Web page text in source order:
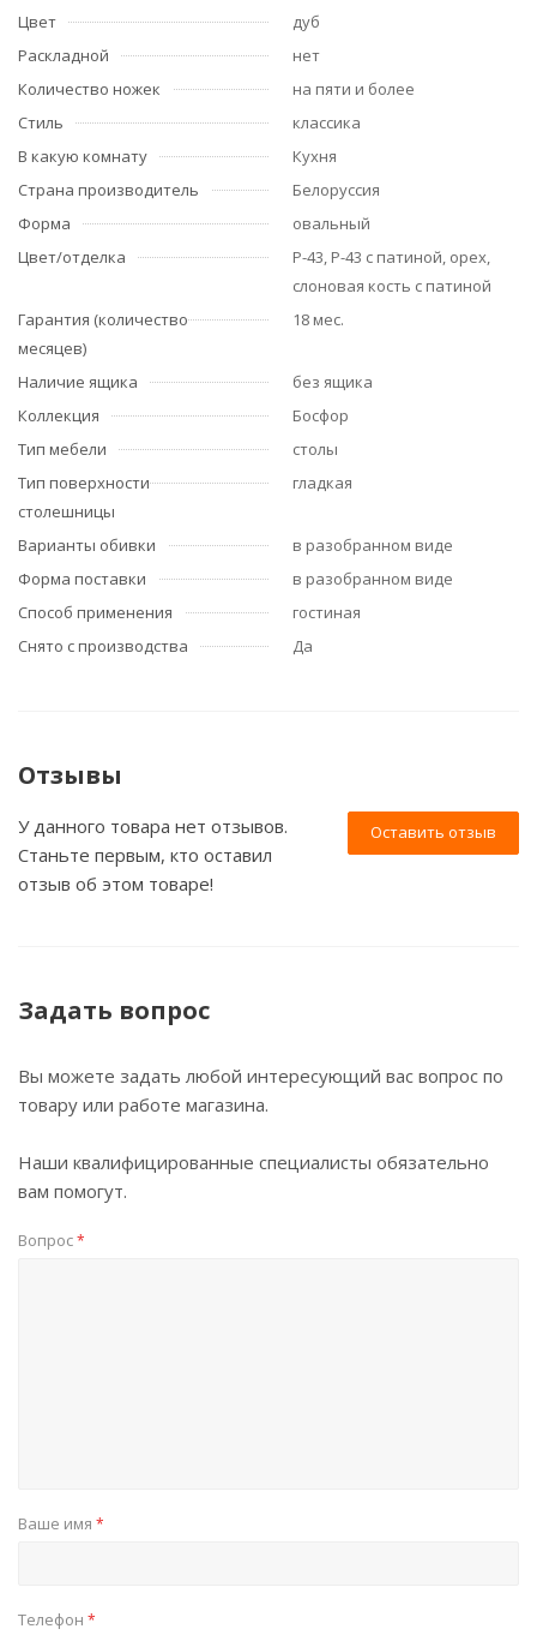
Цвет
дуб
Раскладной
нет
Количество ножек
на пяти и более
Стиль
классика
В какую комнату
Кухня
Страна производитель
Белоруссия
Форма
овальный
Цвет/отделка
Р-43, Р-43 с патиной, орех,
слоновая кость с патиной
Гарантия (количество
месяцев)
18 мес.
Наличие ящика
без ящика
Коллекция
Босфор
Тип мебели
столы
Тип поверхности
столешницы
гладкая
Варианты обивки
в разобранном виде
Форма поставки
в разобранном виде
Способ применения
гостиная
Снято с производства
Да
Отзывы
Оставить отзыв
У данного товара нет отзывов.
Станьте первым, кто оставил
отзыв об этом товаре!
Задать вопрос
Вы можете задать любой интересующий вас вопрос по
товару или работе магазина.
Наши квалифицированные специалисты обязательно
вам помогут.
Вопрос*
Ваше имя *
Телефон *